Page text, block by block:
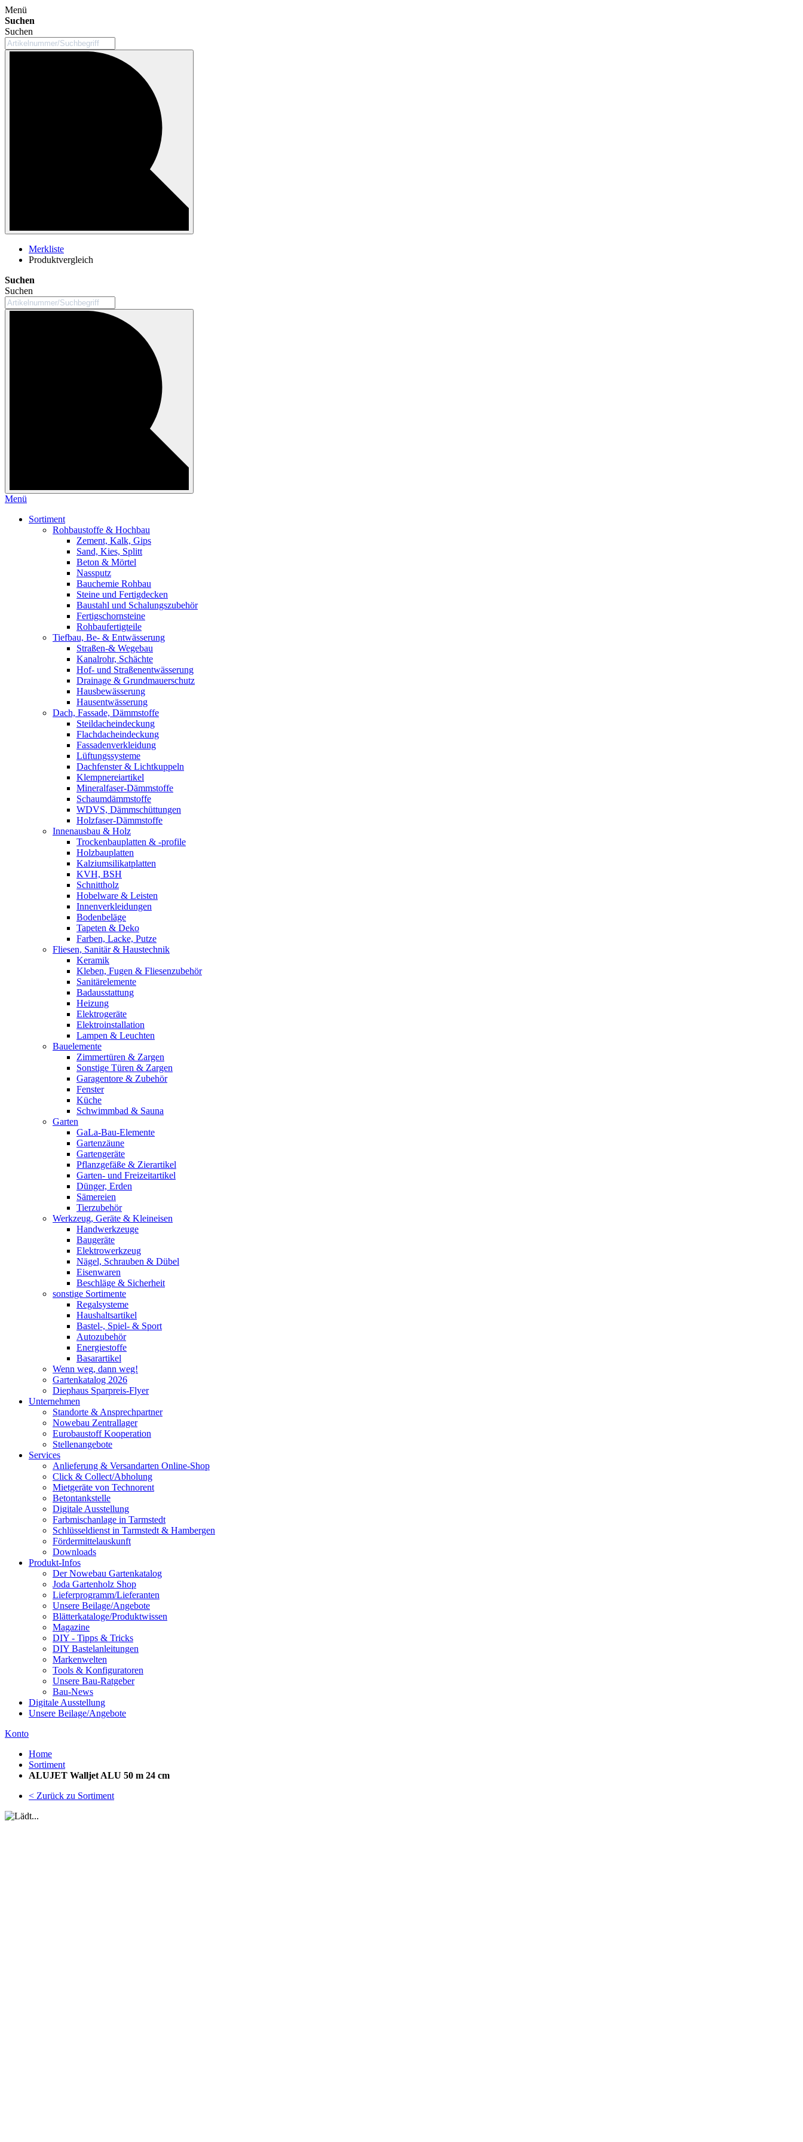
Menü
Suchen
Suchen
Merkliste
Produktvergleich
Suchen
Suchen
Menü
Sortiment
Rohbaustoffe & Hochbau
Zement, Kalk, Gips
Sand, Kies, Splitt
Beton & Mörtel
Nassputz
Bauchemie Rohbau
Steine und Fertigdecken
Baustahl und Schalungszubehör
Fertigschornsteine
Rohbaufertigteile
Tiefbau, Be- & Entwässerung
Straßen-& Wegebau
Kanalrohr, Schächte
Hof- und Straßenentwässerung
Drainage & Grundmauerschutz
Hausbewässerung
Hausentwässerung
Dach, Fassade, Dämmstoffe
Steildacheindeckung
Flachdacheindeckung
Fassadenverkleidung
Lüftungssysteme
Dachfenster & Lichtkuppeln
Klempnereiartikel
Mineralfaser-Dämmstoffe
Schaumdämmstoffe
WDVS, Dämmschüttungen
Holzfaser-Dämmstoffe
Innenausbau & Holz
Trockenbauplatten & -profile
Holzbauplatten
Kalziumsilikatplatten
KVH, BSH
Schnittholz
Hobelware & Leisten
Innenverkleidungen
Bodenbeläge
Tapeten & Deko
Farben, Lacke, Putze
Fliesen, Sanitär & Haustechnik
Keramik
Kleben, Fugen & Fliesenzubehör
Sanitärelemente
Badausstattung
Heizung
Elektrogeräte
Elektroinstallation
Lampen & Leuchten
Bauelemente
Zimmertüren & Zargen
Sonstige Türen & Zargen
Garagentore & Zubehör
Fenster
Küche
Schwimmbad & Sauna
Garten
GaLa-Bau-Elemente
Gartenzäune
Gartengeräte
Pflanzgefäße & Zierartikel
Garten- und Freizeitartikel
Dünger, Erden
Sämereien
Tierzubehör
Werkzeug, Geräte & Kleineisen
Handwerkzeuge
Baugeräte
Elektrowerkzeug
Nägel, Schrauben & Dübel
Eisenwaren
Beschläge & Sicherheit
sonstige Sortimente
Regalsysteme
Haushaltsartikel
Bastel-, Spiel- & Sport
Autozubehör
Energiestoffe
Basarartikel
Wenn weg, dann weg!
Gartenkatalog 2026
Diephaus Sparpreis-Flyer
Unternehmen
Standorte & Ansprechpartner
Nowebau Zentrallager
Eurobaustoff Kooperation
Stellenangebote
Services
Anlieferung & Versandarten Online-Shop
Click & Collect/Abholung
Mietgeräte von Technorent
Betontankstelle
Digitale Ausstellung
Farbmischanlage in Tarmstedt
Schlüsseldienst in Tarmstedt & Hambergen
Fördermittelauskunft
Downloads
Produkt-Infos
Der Nowebau Gartenkatalog
Joda Gartenholz Shop
Lieferprogramm/Lieferanten
Unsere Beilage/Angebote
Blätterkataloge/Produktwissen
Magazine
DIY - Tipps & Tricks
DIY Bastelanleitungen
Markenwelten
Tools & Konfiguratoren
Unsere Bau-Ratgeber
Bau-News
Digitale Ausstellung
Unsere Beilage/Angebote
Konto
Home
Sortiment
ALUJET Walljet ALU 50 m 24 cm
< Zurück zu Sortiment